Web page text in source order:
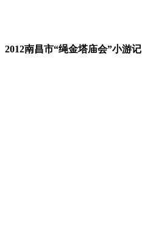
2012南昌市“绳金塔庙会”小游记